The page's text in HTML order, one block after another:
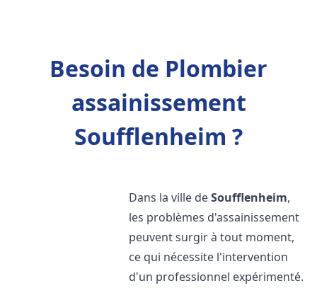
Besoin de Plombier
assainissement
Soufflenheim ?
Dans la ville deSoufflenheim,
les problèmes d'assainissement
peuvent surgir à tout moment,
ce qui nécessite l'intervention
d'un professionnel expérimenté.